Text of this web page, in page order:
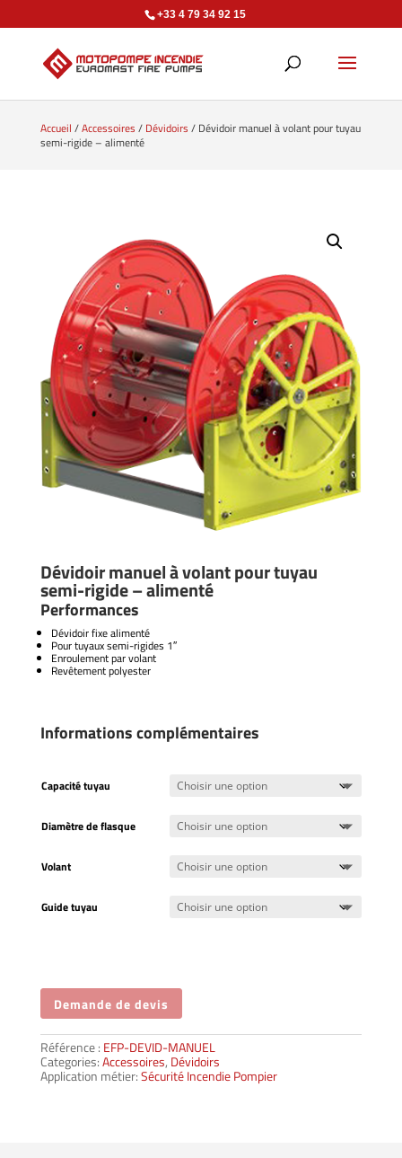
+33 4 79 34 92 15
Accueil /Accessoires / Dévidoirs / Dévidoir manuel à volant pour tuyau
semi-rigide – alimenté
Dévidoir manuel à volant pour tuyau
semi-rigide – alimenté
Performances
Dévidoir fixe alimenté
Pour tuyaux semi-rigides 1″
Enroulement par volant
Revêtement polyester
Informations complémentaires
Capacité tuyau
Diamètre de flasque
Volant
Guide tuyau
Demande de devis
Référence : EFP-DEVID-MANUEL
Categories:Accessoires, Dévidoirs
Application métier:Sécurité Incendie Pompier